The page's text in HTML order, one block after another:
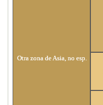
Otra zona de Asia, no esp.